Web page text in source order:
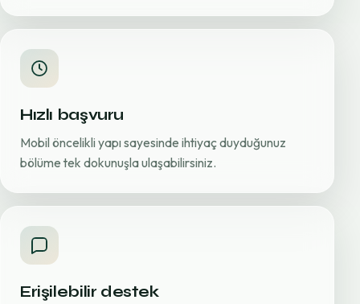
Hızlı başvuru
Mobil öncelikli yapı sayesinde ihtiyaç duyduğunuz
bölüme tek dokunuşla ulaşabilirsiniz.
Erişilebilir destek